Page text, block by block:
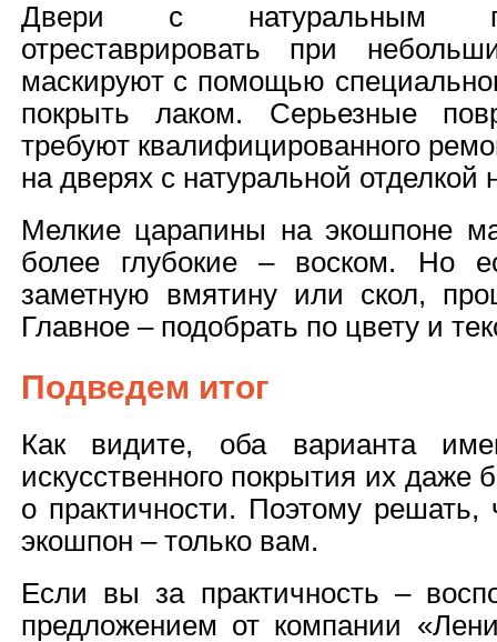
Двери с натуральным
отреставрировать при
маскируют с помощью
покрыть лаком. Серьезные
требуют квалифицированного
на дверях с натуральной отделкой
Мелкие царапины на экошпоне
более глубокие – воском. Но
заметную вмятину или скол,
Главное – подобрать по цвету и
Подведем итог
Как видите, оба варианта
искусственного покрытия их даже
о практичности. Поэтому
экошпон – только вам.
Если вы за практичность –
предложением от компании